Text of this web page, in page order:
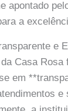
apontado
a
e
Casa Rosa
em
e